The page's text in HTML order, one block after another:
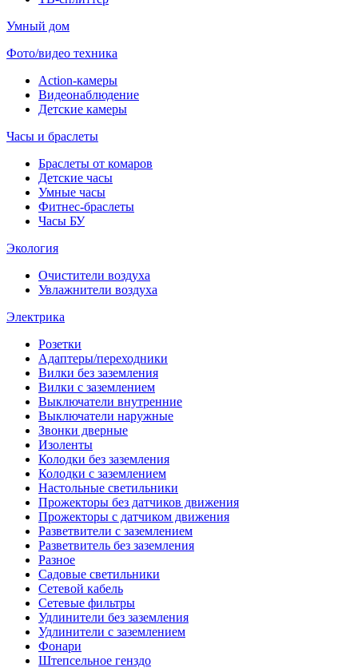
Умный дом
Фото/видео техника
Action-камеры
Видеонаблюдение
Детские камеры
Часы и браслеты
Браслеты от комаров
Детские часы
Умные часы
Фитнес-браслеты
Часы БУ
Экология
Очистители воздуха
Увлажнители воздуха
Электрика
Розетки
Адаптеры/переходники
Вилки без заземления
Вилки с заземлением
Выключатели внутренние
Выключатели наружные
Звонки дверные
Изоленты
Колодки без заземления
Колодки с заземлением
Настольные светильники
Прожекторы без датчиков движения
Прожекторы с датчиком движения
Разветвители с заземлением
Разветвитель без заземления
Разное
Садовые светильники
Сетевой кабель
Сетевые фильтры
Удлинители без заземления
Удлинители с заземлением
Фонари
Штепсельное генздо